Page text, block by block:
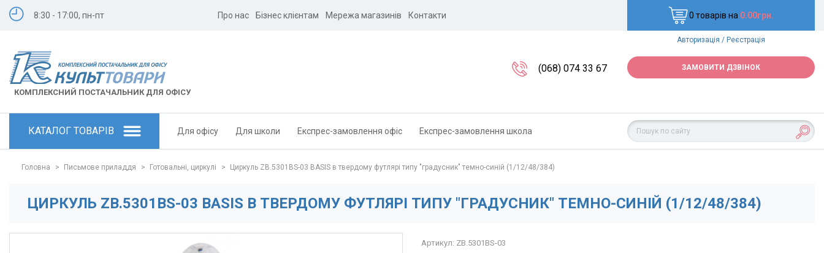
8:30 - 17:00, пн-пт Про нас Бізнес клієнтам Мережа магазинів Контакти 0 товарів на 0.00грн.
Авторизація / Реєстрація
КОМПЛЕКСНИЙ ПОСТАЧАЛЬНИК ДЛЯ ОФІСУ
(068) 074 33 67 ЗАМОВИТИ ДЗВІНОК
КАТАЛОГ ТОВАРІВ Для офісу Для школи Експрес-замовлення офіс Експрес-замовлення школа
Головна > Письмове приладдя > Готовальні, циркулі > Циркуль ZB.5301BS-03 BASIS в твердому футлярі типу "градусник" темно-синій (1/12/48/384)
ЦИРКУЛЬ ZB.5301BS-03 BASIS В ТВЕРДОМУ ФУТЛЯРІ ТИПУ "ГРАДУСНИК" ТЕМНО-СИНІЙ (1/12/48/384)
Артикул: ZB.5301BS-03